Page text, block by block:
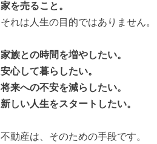
家を売ること。
それは人生の目的ではありません。
家族との時間を増やしたい。
安心して暮らしたい。
将来への不安を減らしたい。
新しい人生をスタートしたい。
不動産は、そのための手段です。